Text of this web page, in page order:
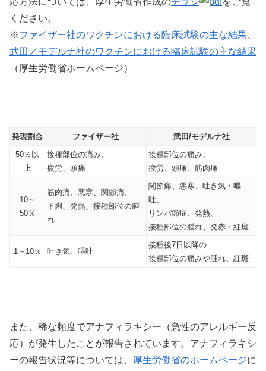
ください。
※ファイザー社のワクチンにおける臨床試験の主な結果
武田／モデルナ社のワクチンにおける臨床試験の主な結果
（厚生労働省ホームページ）
発現割合 ファイザー社
武田/モデルナ社
50％以
上
接種部位の痛み、
疲労、頭痛
接種部位の痛み、
疲労、頭痛、筋肉痛
10～
50％
筋肉痛、悪寒、関節痛、
下痢、発熱、接種部位の腫
れ
関節痛、悪寒、吐き気・嘔
吐、
リンパ節症、発熱、
接種部位の腫れ、発赤・紅斑
1～10％ 吐き気、嘔吐
接種後7日以降の
接種部位の痛みや腫れ、紅斑
また、稀な頻度でアナフィラキシー（急性のアレルギー反
応）が発生したことが報告されています。アナフィラキシ
ーの報告状況等については、
厚生労働省のホームページに